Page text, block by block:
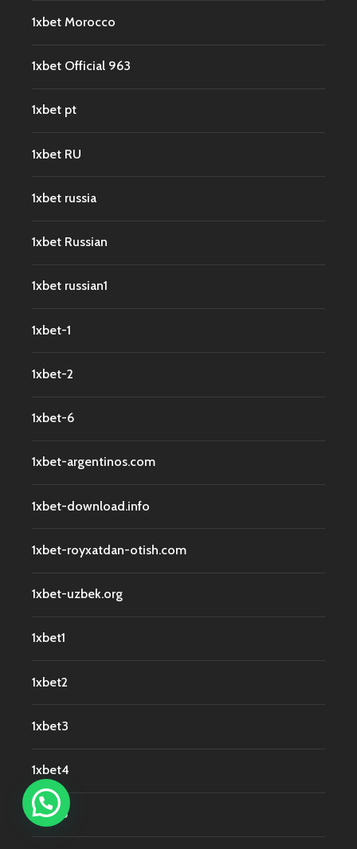
1xbet Morocco
1xbet Official 963
1xbet pt
1xbet RU
1xbet russia
1xbet Russian
1xbet russian1
1xbet-1
1xbet-2
1xbet-6
1xbet-argentinos.com
1xbet-download.info
1xbet-royxatdan-otish.com
1xbet-uzbek.org
1xbet1
1xbet2
1xbet3
1xbet4
1xbet5